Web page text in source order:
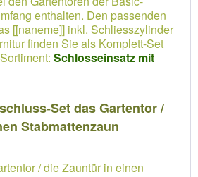
enthalten. Den passenden
[[naneme]] inkl. Schliesszylinder
finden Sie als Komplett-Set
Schlosseinsatz mit
Set das Gartentor /
Stabmattenzaun
/ die Zauntür in einen